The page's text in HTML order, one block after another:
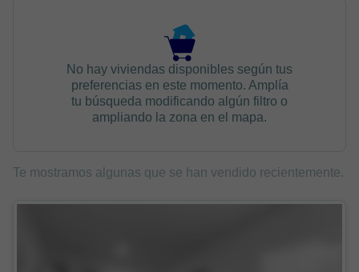
No hay viviendas disponibles según tus
preferencias en este momento. Amplía
tu búsqueda modificando algún filtro o
ampliando la zona en el mapa.
Te mostramos algunas que se han vendido recientemente.